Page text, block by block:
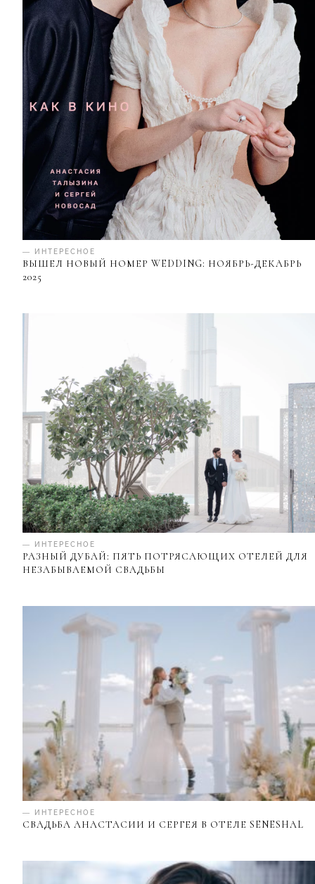
— ИНТЕРЕСНОЕ
ВЫШЕЛ НОВЫЙ НОМЕР WEDDING: НОЯБРЬ-ДЕКАБРЬ
2025
— ИНТЕРЕСНОЕ
РАЗНЫЙ ДУБАЙ: ПЯТЬ ПОТРЯСАЮЩИХ ОТЕЛЕЙ ДЛЯ
НЕЗАБЫВАЕМОЙ СВАДЬБЫ
— ИНТЕРЕСНОЕ
СВАДЬБА АНАСТАСИИ И СЕРГЕЯ В ОТЕЛЕ SENESHAL